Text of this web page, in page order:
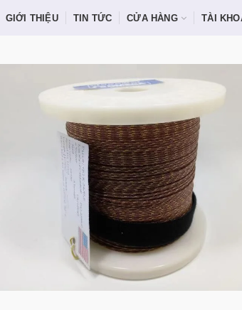
GIỚI THIỆU TIN TỨC CỬA HÀNG TÀI